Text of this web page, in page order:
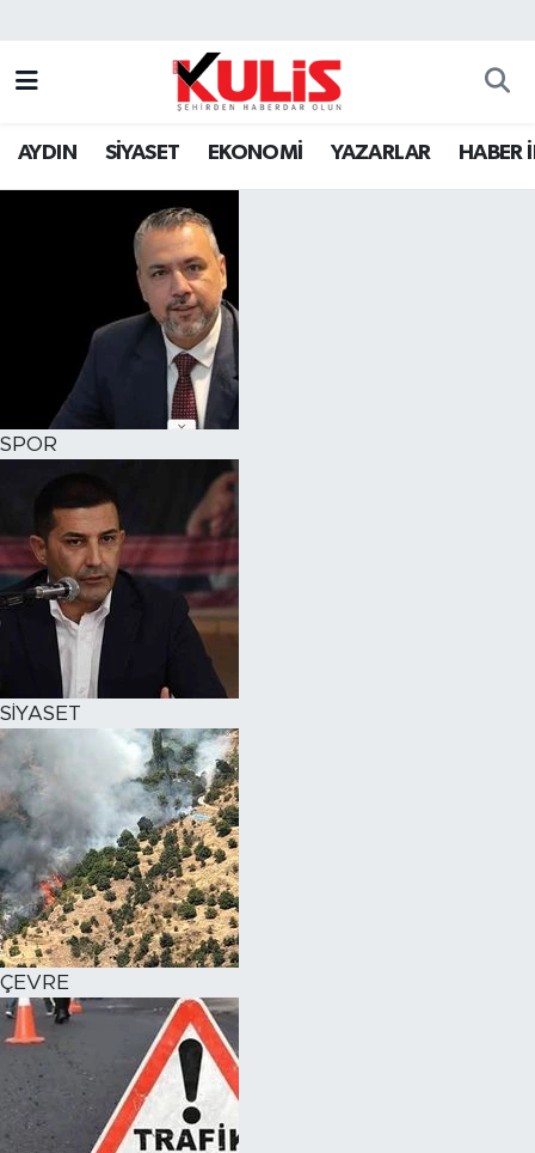
AYDIN SİYASET EKONOMİ YAZARLAR HABER
SPOR
SİYASET
ÇEVRE